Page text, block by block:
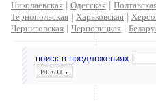
Николаевская
Одесская
Тернопольская
Харьковская
Черниговская
Черновицкая
поиск в предложениях